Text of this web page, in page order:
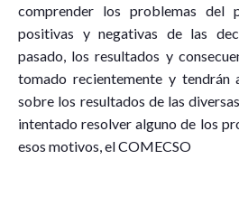
comprender los problemas del
positivas y negativas de las
pasado, los resultados y
tomado recientemente y tendrán
sobre los resultados de las
intentado resolver alguno de los
esos motivos, el COMECSO